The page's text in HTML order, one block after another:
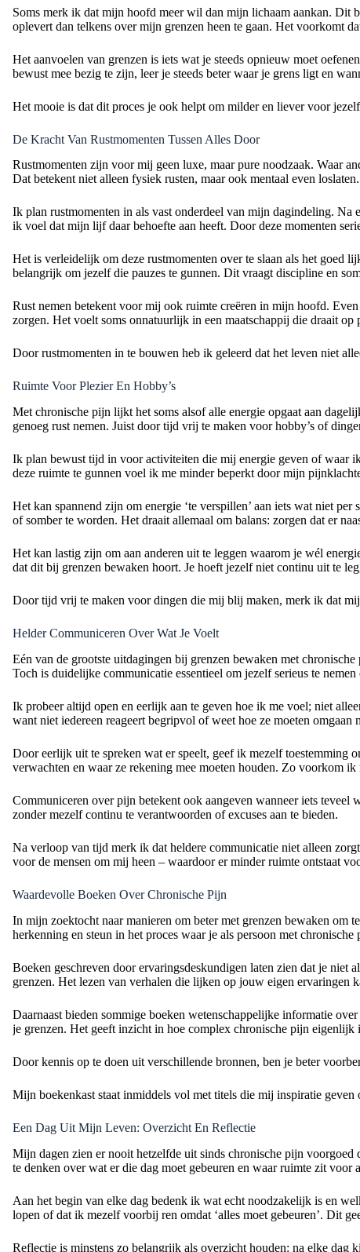
Soms merk ik dat mijn hoofd meer wil dan mijn lichaam aankan. Dit
oplevert dan telkens over mijn grenzen heen te gaan. Het voorkomt
Het aanvoelen van grenzen is iets wat je steeds opnieuw moet
bewust mee bezig te zijn, leer je steeds beter waar je grens ligt en
Het mooie is dat dit proces je ook helpt om milder en liever voor
De Kracht Van Rustmomenten Tussen Alles Door
Rustmomenten zijn voor mij geen luxe, maar pure noodzaak. Waar
Dat betekent niet alleen fysiek rusten, maar ook mentaal even loslaten.
Ik plan rustmomenten in als vast onderdeel van mijn dagindeling.
ik voel dat mijn lijf daar behoefte aan heeft. Door deze momenten
Het is verleidelijk om deze rustmomenten over te slaan als het goed
belangrijk om jezelf die pauzes te gunnen. Dit vraagt discipline en
Rust nemen betekent voor mij ook ruimte creëren in mijn hoofd.
zorgen. Het voelt soms onnatuurlijk in een maatschappij die draait
Door rustmomenten in te bouwen heb ik geleerd dat het leven niet
Ruimte Voor Plezier En Hobby’s
Met chronische pijn lijkt het soms alsof alle energie opgaat aan
genoeg rust nemen. Juist door tijd vrij te maken voor hobby’s of
Ik plan bewust tijd in voor activiteiten die mij energie geven of waar
deze ruimte te gunnen voel ik me minder beperkt door mijn
Het kan spannend zijn om energie ‘te verspillen’ aan iets wat niet
of somber te worden. Het draait allemaal om balans: zorgen dat er
Het kan lastig zijn om aan anderen uit te leggen waarom je wél
dat dit bij grenzen bewaken hoort. Je hoeft jezelf niet continu uit te
Door tijd vrij te maken voor dingen die mij blij maken, merk ik dat
Helder Communiceren Over Wat Je Voelt
Eén van de grootste uitdagingen bij grenzen bewaken met
Toch is duidelijke communicatie essentieel om jezelf serieus te
Ik probeer altijd open en eerlijk aan te geven hoe ik me voel; niet
want niet iedereen reageert begripvol of weet hoe ze moeten omgaan
Door eerlijk uit te spreken wat er speelt, geef ik mezelf toestemming
verwachten en waar ze rekening mee moeten houden. Zo voorkom
Communiceren over pijn betekent ook aangeven wanneer iets
zonder mezelf continu te verantwoorden of excuses aan te bieden.
Na verloop van tijd merk ik dat heldere communicatie niet alleen
voor de mensen om mij heen – waardoor er minder ruimte ontstaat
Waardevolle Boeken Over Chronische Pijn
In mijn zoektocht naar manieren om beter met grenzen bewaken om
herkenning en steun in het proces waar je als persoon met
Boeken geschreven door ervaringsdeskundigen laten zien dat je niet
grenzen. Het lezen van verhalen die lijken op jouw eigen ervaringen
Daarnaast bieden sommige boeken wetenschappelijke informatie
je grenzen. Het geeft inzicht in hoe complex chronische pijn
Door kennis op te doen uit verschillende bronnen, ben je beter
Mijn boekenkast staat inmiddels vol met titels die mij inspiratie
Een Dag Uit Mijn Leven: Overzicht En Reflectie
Mijn dagen zien er nooit hetzelfde uit sinds chronische pijn
te denken over wat er die dag moet gebeuren en waar ruimte zit voor
Aan het begin van elke dag bedenk ik wat echt noodzakelijk is en
lopen of dat ik mezelf voorbij ren omdat ‘alles moet gebeuren’. Dit
Reflectie is minstens zo belangrijk als overzicht houden: na elke